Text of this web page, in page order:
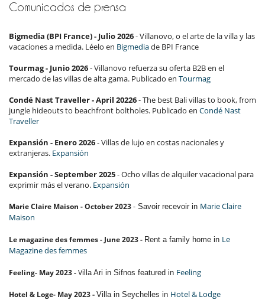
Comunicados de prensa
Bigmedia (BPI France) - Julio 2026- Villanovo, o el arte de la villa y las
vacaciones a medida. Léelo en Bigmediade BPI France
Tourmag - Junio 2026- Villanovo refuerza su oferta B2B en el
mercado de las villas de alta gama. Publicado en Tourmag
Condé Nast Traveller - April 20226- The best Bali villas to book, from
jungle hideouts to beachfront boltholes. Publicado en Condé Nast
Traveller
Expansión - Enero​ 2026- Villas de lujo en costas nacionales y
extranjeras. Expansión
Expansión - September 2025- Ocho villas de alquiler vacacional para
exprimir más el verano. Expansión
Marie Claire Maison - October 2023 - Savoir recevoir in Marie Claire
Maison
Le magazine des femmes - June 2023 - Rent a family home in Le
Magazine des femmes
Feeling- May 2023 -Villa Ari in Sifnos featured in Feeling
Hotel & Loge- May 2023- Villa in Seychelles in Hotel & Lodge